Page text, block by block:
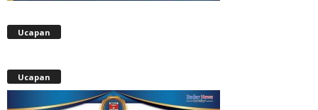
Ucapan
Ucapan